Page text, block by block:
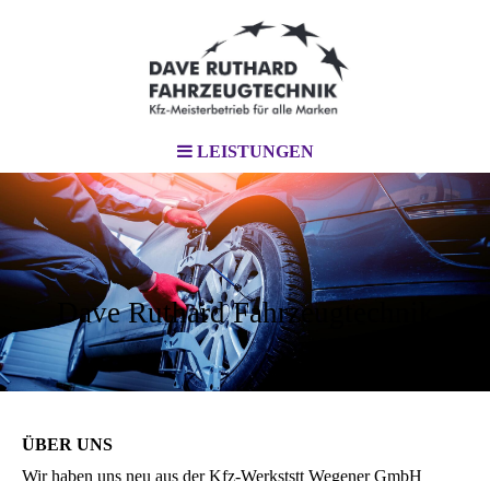
LEISTUNGEN
Dave Ruthard Fahrzeugtechnik
ÜBER UNS
Wir haben uns neu aus der Kfz-Werkststt Wegener GmbH